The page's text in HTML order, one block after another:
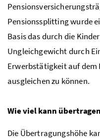
Pensionssplitting wurde
Basis das durch die
Ungleichgewicht durch
Erwerbstätigkeit auf dem
ausgleichen zu können.
Wie viel kann
Die Übertragungshöhe